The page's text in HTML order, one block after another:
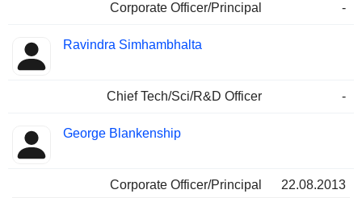
Corporate Officer/Principal -
Ravindra Simhambhalta
Chief Tech/Sci/R&D Officer -
George Blankenship
Corporate Officer/Principal
22.08.2013